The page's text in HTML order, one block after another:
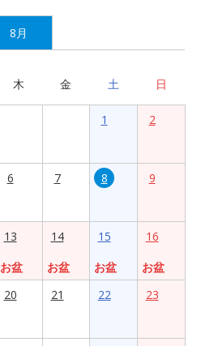
8月
木 金 土 日
1 2
6 7 8 9
13
お盆
14
お盆
15
お盆
16
お盆
20 21 22 23